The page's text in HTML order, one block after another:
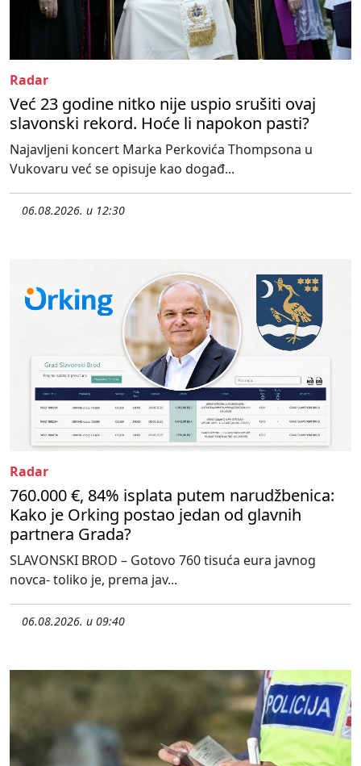
Radar
Već 23 godine nitko nije uspio srušiti ovaj
slavonski rekord. Hoće li napokon pasti?
Najavljeni koncert Marka Perkovića Thompsona u
Vukovaru već se opisuje kao događ...
06.08.2026. u 12:30
Radar
760.000 €, 84% isplata putem narudžbenica:
Kako je Orking postao jedan od glavnih
partnera Grada?
SLAVONSKI BROD – Gotovo 760 tisuća eura javnog
novca- toliko je, prema jav...
06.08.2026. u 09:40